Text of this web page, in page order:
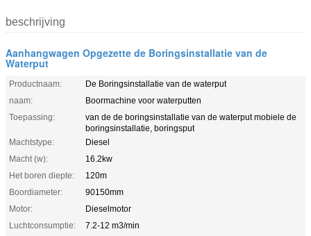
beschrijving
Aanhangwagen Opgezette de Boringsinstallatie van de
Waterput
Productnaam:
De Boringsinstallatie van de waterput
naam:
Boormachine voor waterputten
Toepassing:
van de de boringsinstallatie van de waterput mobiele de
boringsinstallatie, boringsput
Machtstype:
Diesel
Macht (w):
16.2kw
Het boren diepte:
120m
Boordiameter:
90150mm
Motor:
Dieselmotor
Luchtconsumptie:
7.2-12 m3/min